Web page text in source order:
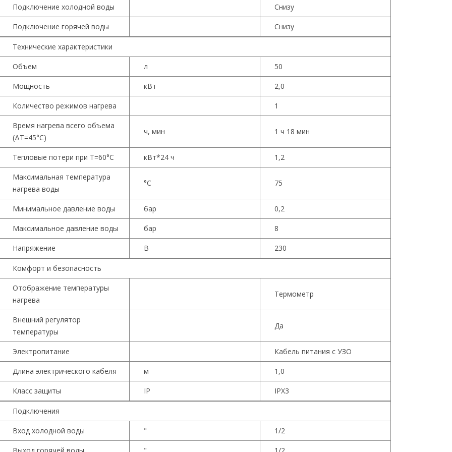
Подключение холодной воды Снизу
Подключение горячей воды Снизу
Технические характеристики
Объем л 50
Мощность кВт 2,0
Количество режимов нагрева 1
Время нагрева всего объема
(ΔT=45°С)
ч, мин 1 ч 18 мин
Тепловые потери при T=60°С кВт*24 ч 1,2
Максимальная температура
нагрева воды
°С 75
Минимальное давление воды бар 0,2
Максимальное давление воды бар 8
Напряжение В 230
Комфорт и безопасность
Отображение температуры
нагрева
Термометр
Внешний регулятор
температуры
Да
Электропитание Кабель питания с УЗО
Длина электрического кабеля м 1,0
Класс защиты IP IPX3
Подключения
Вход холодной воды " 1/2